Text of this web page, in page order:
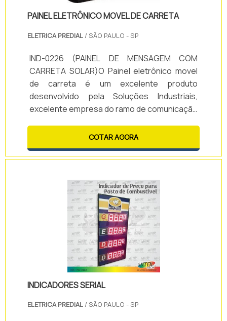
PAINEL ELETRÔNICO MOVEL DE CARRETA
ELETRICA PREDIAL / SÃO PAULO - SP
IND-0226 (PAINEL DE MENSAGEM COM
CARRETA SOLAR)O Painel eletrônico movel
de carreta é um excelente produto
desenvolvido pela Soluções Industriais,
excelente empresa do ramo de comunicação
empresa vem sempre se destacando pela
qualidade e tecnologia de seus produtos,
todos esses voltados a sinalização e
qualidade do mercado.E para garantir essa
excelência em seus produtos, como do
Painel eletrônico movel de carreta, .
COTAR AGORA
INDICADORES SERIAL
ELETRICA PREDIAL / SÃO PAULO - SP